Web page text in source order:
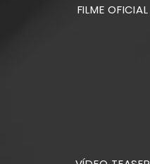
FILME OFICIAL